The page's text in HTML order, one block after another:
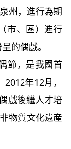
州，進行為期
市、區）進行
的偶戲。
節，是我國首
年12月，
戲後繼人才培
物質文化遺産